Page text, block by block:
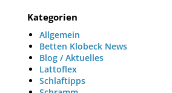
Kategorien
Allgemein
Betten Klobeck News
Blog / Aktuelles
Lattoflex
Schlaftipps